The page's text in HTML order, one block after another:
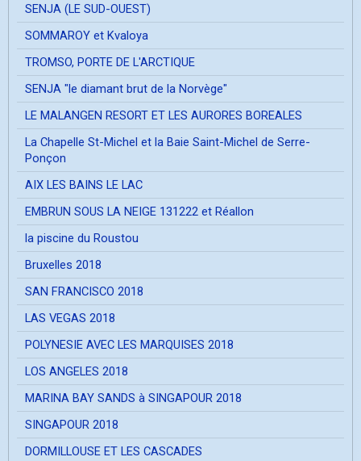
SENJA (LE SUD-OUEST)
SOMMAROY et Kvaloya
TROMSO, PORTE DE L'ARCTIQUE
SENJA "le diamant brut de la Norvège"
LE MALANGEN RESORT ET LES AURORES BOREALES
La Chapelle St-Michel et la Baie Saint-Michel de Serre-
Ponçon
AIX LES BAINS LE LAC
EMBRUN SOUS LA NEIGE 131222 et Réallon
la piscine du Roustou
Bruxelles 2018
SAN FRANCISCO 2018
LAS VEGAS 2018
POLYNESIE AVEC LES MARQUISES 2018
LOS ANGELES 2018
MARINA BAY SANDS à SINGAPOUR 2018
SINGAPOUR 2018
DORMILLOUSE ET LES CASCADES